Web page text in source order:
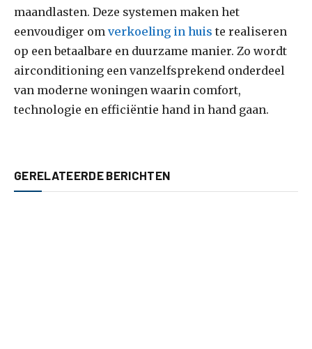
maandlasten. Deze systemen maken het
eenvoudiger om verkoeling in huis te realiseren
op een betaalbare en duurzame manier. Zo wordt
airconditioning een vanzelfsprekend onderdeel
van moderne woningen waarin comfort,
technologie en efficiëntie hand in hand gaan.
GERELATEERDE BERICHTEN